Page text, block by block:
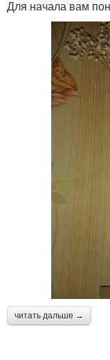
Для начала вам
читать дальше →